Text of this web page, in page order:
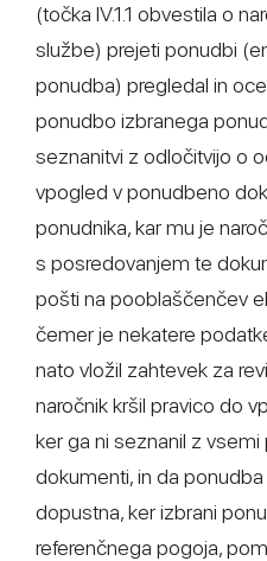
(točka IV.1.1 obvestila o
službe) prejeti ponudbi
ponudba) pregledal in
ponudbo izbranega
seznanitvi z odločitvijo o
vpogled v ponudbeno
ponudnika, kar mu je
s posredovanjem te
pošti na pooblaščenčev
čemer je nekatere
nato vložil zahtevek za
naročnik kršil pravico do
ker ga ni seznanil z
dokumenti, in da
dopustna, ker izbrani
referenčnega pogoja,